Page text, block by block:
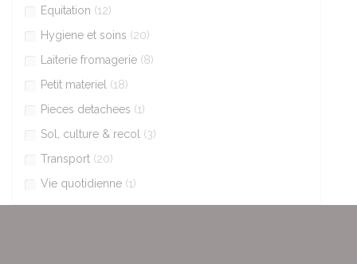
Equitation (12)
Hygiene et soins (20)
Laiterie fromagerie (8)
Petit materiel (18)
Pieces detachees (1)
Sol, culture & recol (3)
Transport (20)
Vie quotidienne (1)